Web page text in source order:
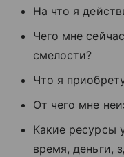
На что я
Чего мне
смелости?
Что я
От чего мне
Какие ресурсы
время, деньги,